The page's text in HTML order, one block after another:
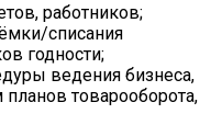
работников;
списания
годности;
ведения бизнеса,
товарооборота,